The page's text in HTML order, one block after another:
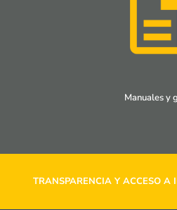
Manuales y
TRANSPARENCIA Y ACCESO A